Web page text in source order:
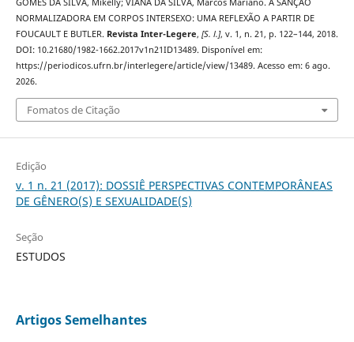
GOMES DA SILVA, Mikelly; VIANA DA SILVA, Marcos Mariano. A SANÇÃO
NORMALIZADORA EM CORPOS INTERSEXO: UMA REFLEXÃO A PARTIR DE
FOUCAULT E BUTLER. Revista Inter-Legere, [S. l.], v. 1, n. 21, p. 122–144, 2018.
DOI: 10.21680/1982-1662.2017v1n21ID13489. Disponível em:
https://periodicos.ufrn.br/interlegere/article/view/13489. Acesso em: 6 ago.
2026.
Fomatos de Citação
Edição
v. 1 n. 21 (2017): DOSSIÊ PERSPECTIVAS CONTEMPORÂNEAS
DE GÊNERO(S) E SEXUALIDADE(S)
Seção
ESTUDOS
Artigos Semelhantes